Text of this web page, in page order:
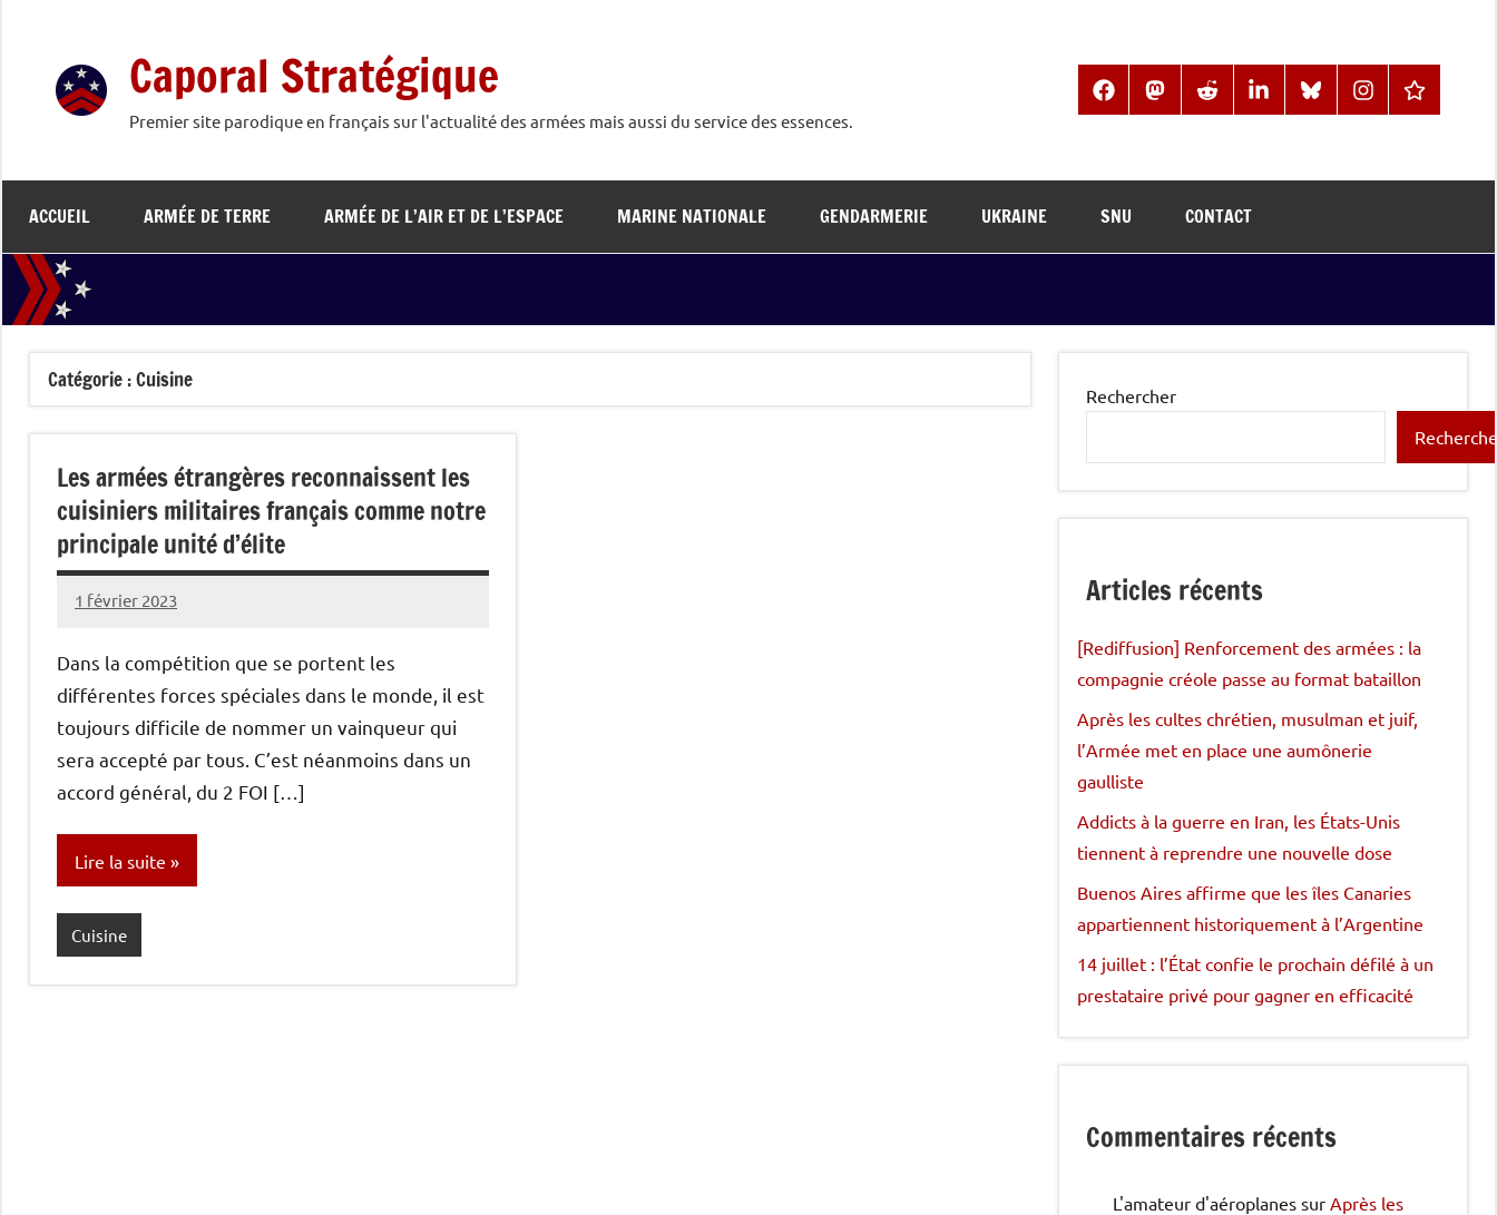
contenu
Caporal Stratégique
Premier site parodique en français sur l'actualité des armées mais aussi du service des essences.
FacebookMastodonReddit LinkedInBlueSkyInstagramThreads
ACCUEIL ARMÉE DE TERRE ARMÉE DE L’AIR ET DE L’ESPACE MARINE NATIONALE GENDARMERIE UKRAINE SNU CONTACT
Catégorie :Cuisine
Les armées étrangères reconnaissent les
cuisiniers militaires français comme notre
principale unité d’élite
1 février 2023
Caporal
Aucun
Dans la compétition que se portent les
différentes forces spéciales dans le monde, il est
toujours difficile de nommer un vainqueur qui
sera accepté par tous. C’est néanmoins dans un
accord général, du 2 FOI […]
Lire la suite
Cuisine
Rechercher
Articles récents
[Rediffusion] Renforcement des armées : la
compagnie créole passe au format bataillon
Après les cultes chrétien, musulman et juif,
l’Armée met en place une aumônerie
gaulliste
Addicts à la guerre en Iran, les États-Unis
tiennent à reprendre une nouvelle dose
Buenos Aires affirme que les îles Canaries
appartiennent historiquement à l’Argentine
14 juillet : l’État confie le prochain défilé à un
prestataire privé pour gagner en efficacité
Commentaires récents
L'amateur d'aéroplanes sur Après les